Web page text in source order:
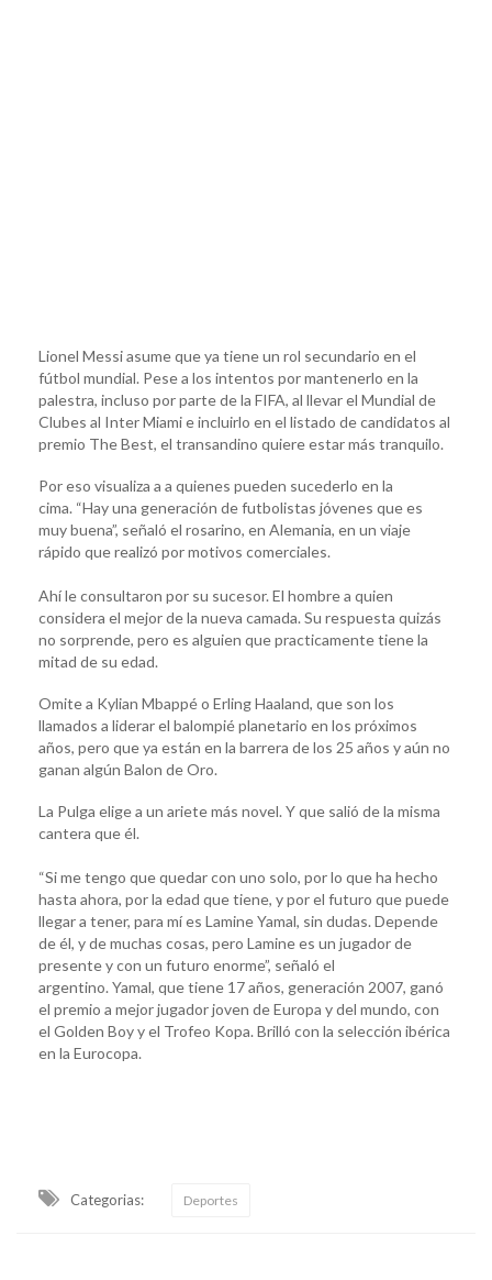
Lionel Messi asume que ya tiene un rol secundario en el
fútbol mundial. Pese a los intentos por mantenerlo en la
palestra, incluso por parte de la FIFA, al llevar el Mundial de
Clubes al Inter Miami e incluirlo en el listado de candidatos al
premio The Best, el transandino quiere estar más tranquilo.
Por eso visualiza a a quienes pueden sucederlo en la
cima. “Hay una generación de futbolistas jóvenes que es
muy buena”, señaló el rosarino, en Alemania, en un viaje
rápido que realizó por motivos comerciales.
Ahí le consultaron por su sucesor. El hombre a quien
considera el mejor de la nueva camada. Su respuesta quizás
no sorprende, pero es alguien que practicamente tiene la
mitad de su edad.
Omite a Kylian Mbappé o Erling Haaland, que son los
llamados a liderar el balompié planetario en los próximos
años, pero que ya están en la barrera de los 25 años y aún no
ganan algún Balon de Oro.
La Pulga elige a un ariete más novel. Y que salió de la misma
cantera que él.
“Si me tengo que quedar con uno solo, por lo que ha hecho
hasta ahora, por la edad que tiene, y por el futuro que puede
llegar a tener, para mí es Lamine Yamal, sin dudas. Depende
de él, y de muchas cosas, pero Lamine es un jugador de
presente y con un futuro enorme”, señaló el
argentino. Yamal, que tiene 17 años, generación 2007, ganó
el premio a mejor jugador joven de Europa y del mundo, con
el Golden Boy y el Trofeo Kopa. Brilló con la selección ibérica
en la Eurocopa.
Categorias: Deportes